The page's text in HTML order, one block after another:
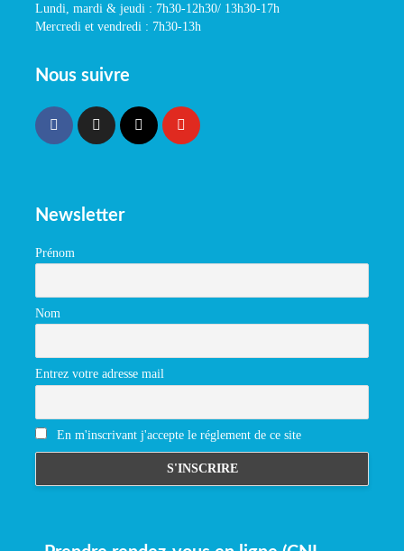
Lundi, mardi & jeudi : 7h30-12h30/ 13h30-17h
Mercredi et vendredi : 7h30-13h
Nous suivre
Newsletter
Prénom
Nom
Entrez votre adresse mail
En m'inscrivant j'accepte le réglement de ce site